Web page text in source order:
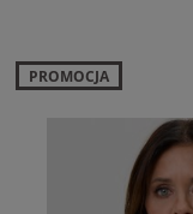
PROMOCJA